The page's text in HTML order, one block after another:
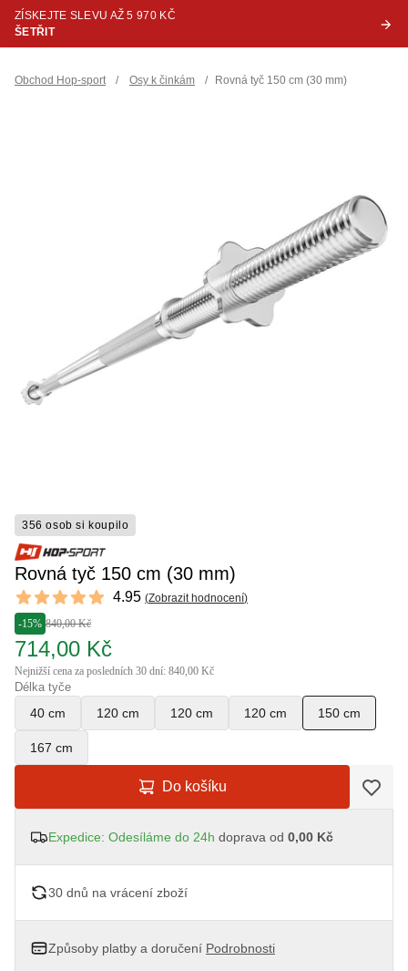
ZÍSKEJTE SLEVU AŽ 5 970 KČ
ŠETŘIT
Obchod Hop-sport / Osy k činkám / Rovná tyč 150 cm (30 mm)
356 osob si koupilo
Rovná tyč 150 cm (30 mm)
Reviews
4.95 out of 5 stars 4.95 (Zobrazit hodnocení)
-15% 840,00 Kč
714,00 Kč
Nejnižší cena za posledních 30 dní: 840,00 Kč
Délka tyče
40 cm 120 cm 120 cm 120 cm 150 cm
167 cm
Do košíku
Expedice: Odesíláme do 24h doprava od 0,00 Kč
30 dnů na vrácení zboží
Způsoby platby a doručení Podrobnosti